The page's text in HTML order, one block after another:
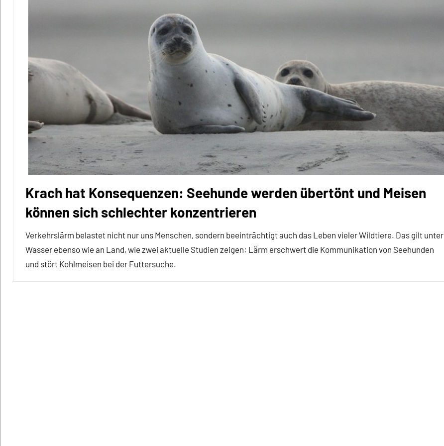
Krach hat Konsequenzen: Seehunde werden übertönt und Meisen
können sich schlechter konzentrieren
Verkehrslärm belastet nicht nur uns Menschen, sondern beeinträchtigt auch das Leben vieler Wildtiere. Das gilt unter
Wasser ebenso wie an Land, wie zwei aktuelle Studien zeigen: Lärm erschwert die Kommunikation von Seehunden
und stört Kohlmeisen bei der Futtersuche.